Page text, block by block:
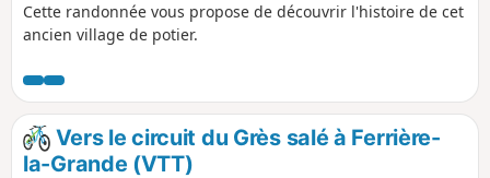
Cette randonnée vous propose de découvrir l'histoire de cet
ancien village de potier.
Vers le circuit du Grès salé à Ferrière-
la-Grande (VTT)